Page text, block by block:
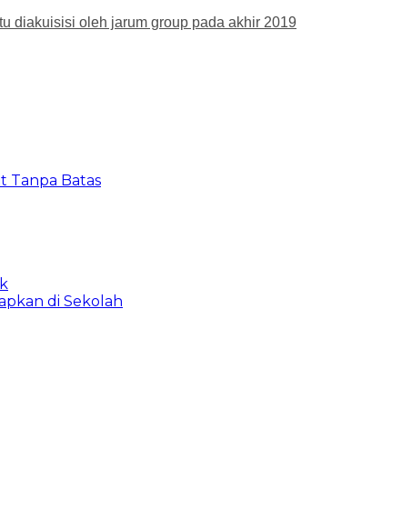
diakuisisi oleh jarum group pada akhir 2019
Tanpa Batas
di Sekolah